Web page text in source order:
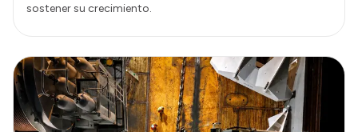
sostener su crecimiento.